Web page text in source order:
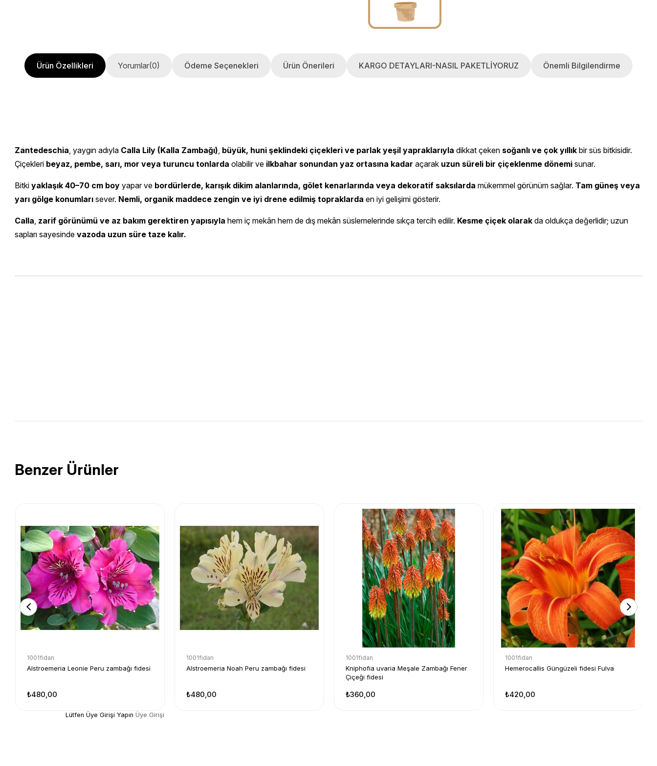
Ürün Özellikleri Yorumlar(0) Ödeme Seçenekleri Ürün Önerileri KARGO DETAYLARI-NASIL PAKETLİYORUZ Önemli Bilgilendirme
Zantedeschia , yaygın adıyla Calla Lily (Kalla Zambağı) büyük, huni şeklindeki çiçekleri ve parlak yeşil yapraklarıyla dikkat çeken soğanlı ve çok yıllık bir süs bitkisidir.
Çiçekleri beyaz, pembe, sarı, mor veya turuncu tonlarda olabilir ve ilkbahar sonundan yaz ortasına kadar açarak uzun süreli bir çiçeklenme dönemi sunar.
Bitki yaklaşık 40–70 cm boy yapar ve bordürlerde, karışık dikim alanlarında, gölet kenarlarında veya dekoratif saksılarda mükemmel görünüm sağlar. Tam güneş veya
yarı gölge konumları sever. Nemli, organik maddece zengin ve iyi drene edilmiş topraklarda en iyi gelişimi gösterir.
Calla zarif görünümü ve az bakım gerektiren yapısıyla hem iç mekân hem de dış mekân süslemelerinde sıkça tercih edilir. Kesme çiçek olarak da oldukça değerlidir; uzun
sapları sayesinde vazoda uzun süre taze kalır.
Benzer Ürünler
1001fidan
Alstroemeria Leonie Peru zambağı fidesi
₺480,00
1001fidan
Alstroemeria Noah Peru zambağı fidesi
₺480,00
1001fidan
Kniphofia uvaria Meşale Zambağı Fener
Çiçeği fidesi
₺360,00
1001fidan
Hemerocallis Güngüzeli fidesi Fulva
₺420,00
Lütfen Üye Girişi Yapın Üye Girişi